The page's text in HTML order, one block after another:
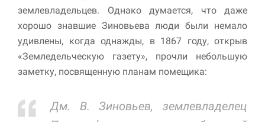
землевладельцев. Однако думается, что даже
хорошо знавшие Зиновьева люди были немало
удивлены, когда однажды, в 1867 году, открыв
«Земледельческую газету», прочли небольшую
заметку, посвященную планам помещика:
Дм. В. Зиновьев, землевладелец
некоторых функций
Маркетинг
Делясь своими
поведении во время